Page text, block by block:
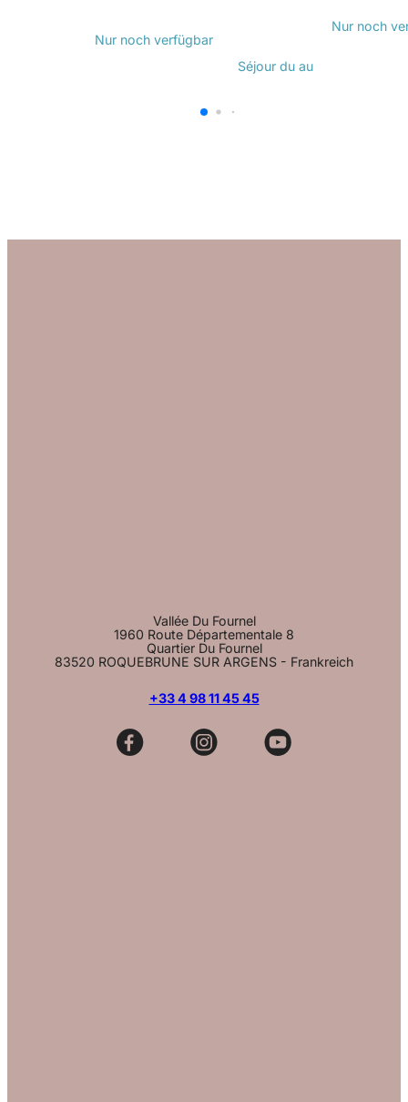
Nur noch verfügbar
Séjour du au
Nur noch
Vallée Du Fournel
1960 Route Départementale 8
Quartier Du Fournel
83520 ROQUEBRUNE SUR ARGENS - Frankreich
+33 4 98 11 45 45